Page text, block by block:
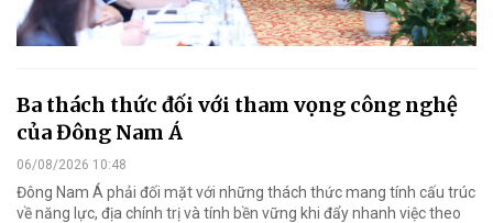
Ba thách thức đối với tham vọng công nghệ
của Đông Nam Á
06/08/2026 10:48
Đông Nam Á phải đối mặt với những thách thức mang tính cấu trúc
về năng lực, địa chính trị và tính bền vững khi đẩy nhanh việc theo